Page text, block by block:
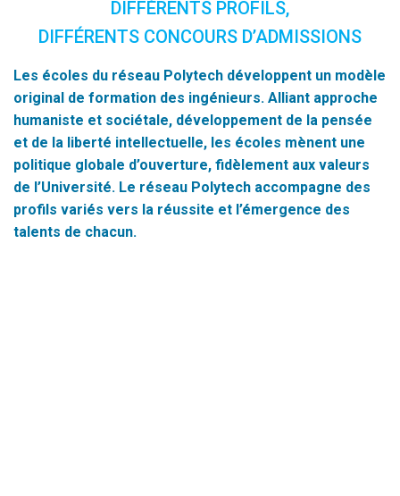
DIFFÉRENTS PROFILS,
DIFFÉRENTS CONCOURS D’ADMISSIONS
Les écoles du réseau Polytech développent un modèle
original de formation des ingénieurs. Alliant approche
humaniste et sociétale, développement de la pensée
et de la liberté intellectuelle, les écoles mènent une
politique globale d’ouverture, fidèlement aux valeurs
de l’Université. Le réseau Polytech accompagne des
profils variés vers la réussite et l’émergence des
talents de chacun.